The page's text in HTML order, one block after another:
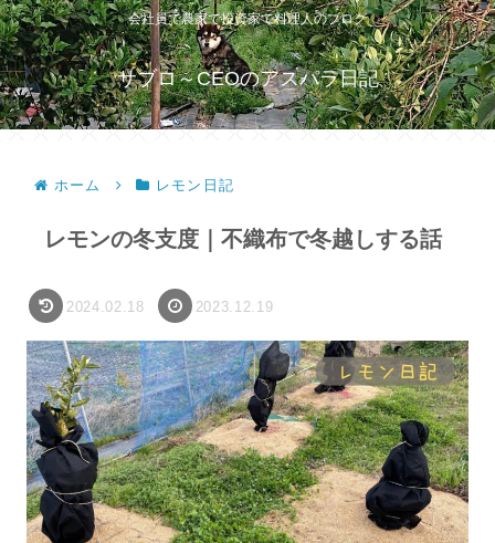
会社員で農家で投資家で料理人のブログ
サブロ～CEOのアスパラ日記
ホーム レモン日記
レモンの冬支度｜不織布で冬越しする話
2024.02.18 2023.12.19